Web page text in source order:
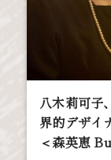
八木莉可子
界的デザイ
＜森英恵